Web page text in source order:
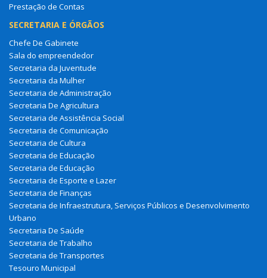
Prestação de Contas
SECRETARIA E ÓRGÃOS
Chefe De Gabinete
Sala do empreendedor
Secretaria da Juventude
Secretaria da Mulher
Secretaria de Administração
Secretaria De Agricultura
Secretaria de Assistência Social
Secretaria de Comunicação
Secretaria de Cultura
Secretaria de Educação
Secretaria de Educação
Secretaria de Esporte e Lazer
Secretaria de Finanças
Secretaria de Infraestrutura, Serviços Públicos e Desenvolvimento
Urbano
Secretaria De Saúde
Secretaria de Trabalho
Secretaria de Transportes
Tesouro Municipal